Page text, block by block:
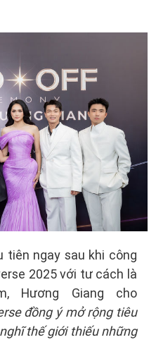
tiên ngay sau khi công
2025 với tư cách là
Hương Giang cho
đồng ý mở rộng tiêu
thế giới thiếu những